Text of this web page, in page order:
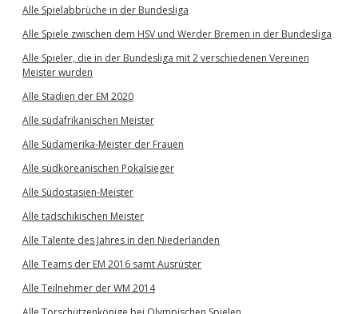
Alle Spielabbrüche in der Bundesliga
Alle Spiele zwischen dem HSV und Werder Bremen in der Bundesliga
Alle Spieler, die in der Bundesliga mit 2 verschiedenen Vereinen
Meister wurden
Alle Stadien der EM 2020
Alle südafrikanischen Meister
Alle Südamerika-Meister der Frauen
Alle südkoreanischen Pokalsieger
Alle Südostasien-Meister
Alle tadschikischen Meister
Alle Talente des Jahres in den Niederlanden
Alle Teams der EM 2016 samt Ausrüster
Alle Teilnehmer der WM 2014